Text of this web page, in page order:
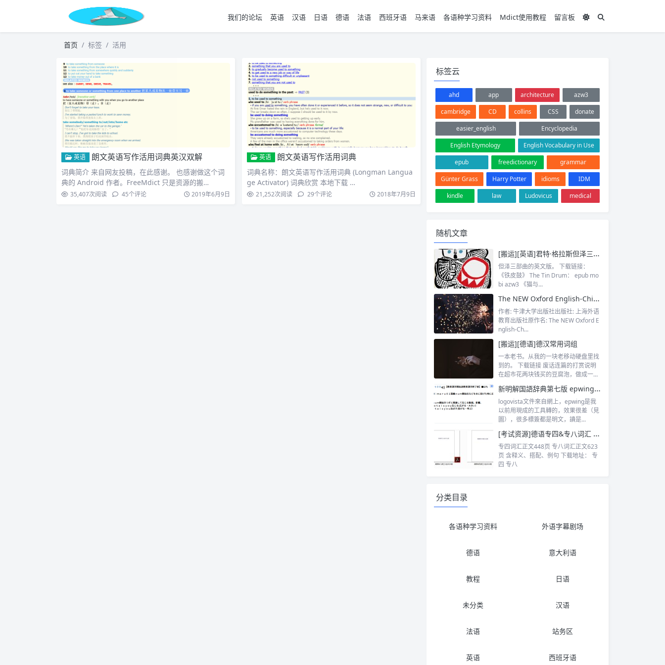
我们的论坛 英语 汉语 日语 德语 法语 西班牙语 马来语 各语种学习资料 Mdict使用教程 留言板
首页 标签 活用
英语 朗文英语写作活用词典英汉双解
词典简介 来自网友投稿，在此感谢。 也感谢做这个词
典的 Android 作者。FreeMdict 只是资源的搬…
35,407次阅读 45个评论 2019年6月9日
英语 朗文英语写作活用词典
词典名称：朗文英语写作活用词典 (Longman Langua
ge Activator) 词典欣赏 本地下载 …
21,252次阅读 29个评论 2018年7月9日
标签云
ahd app architecture
azw3
cambridge
CD collins CSS
donate
easier_english
Encyclopedia
English Etymology
English Vocabulary in Use
epub
freedictionary
grammar
Günter Grass
Harry Potter idioms
IDM
kindle
law Ludovicus medical
随机文章
[搬运][英语]君特·格拉斯但泽三部曲英文版《铁皮鼓》《猫与鼠》《狗年月》（epub/mobi/azw3）
但泽三部曲的英文版。 下载链接：
《铁皮鼓》 The Tin Drum： epub mo
bi azw3 《猫与...
The NEW Oxford English-Chinese Dictionary (Second Edition) 新牛津英汉双解大词典（第2版）
作者: 牛津大学出版社出版社: 上海外语
教育出版社原作名: The NEW Oxford E
nglish-Ch...
[搬运][德语]德汉常用词组
一本老书。从我的一块老移动硬盘里找
到的。 下载链接 废话连篇的打赏说明
在超市花两块钱买的豆腐泡，做成一大
新明解国語辞典第七版 epwing格式（発音用）
logovista文件來自網上，epwing是我
以前用現成的工具轉的，效果很差（見
圖），很多標簽都是明文，讀是...
[考试资源]德语专四&专八词汇 最新版 [PDF]
专四词汇正文448页 专八词汇正文623
页 含释义、搭配、例句 下载地址： 专
四 专八
分类目录
各语种学习资料 外语字幕剧场
德语 意大利语
教程 日语
未分类 汉语
法语 站务区
英语 西班牙语